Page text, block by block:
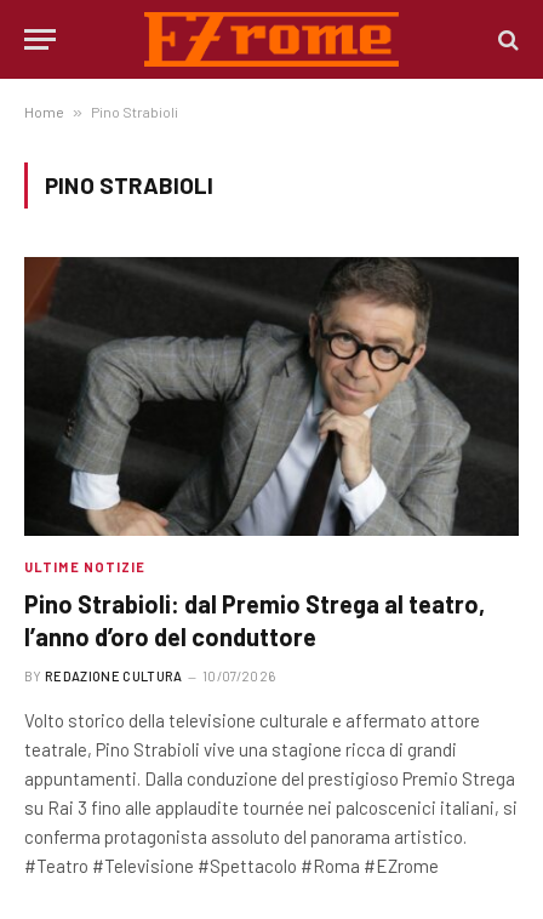
Home » Pino Strabioli
PINO STRABIOLI
ULTIME NOTIZIE
Pino Strabioli: dal Premio Strega al teatro,
l’anno d’oro del conduttore
BY REDAZIONE CULTURA 10/07/2026
Volto storico della televisione culturale e affermato attore
teatrale, Pino Strabioli vive una stagione ricca di grandi
appuntamenti. Dalla conduzione del prestigioso Premio Strega
su Rai 3 fino alle applaudite tournée nei palcoscenici italiani, si
conferma protagonista assoluto del panorama artistico.
#Teatro #Televisione #Spettacolo #Roma #EZrome